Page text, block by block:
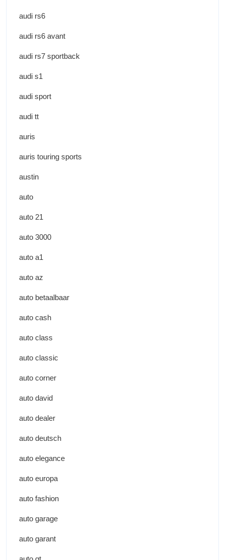
audi rs6
audi rs6 avant
audi rs7 sportback
audi s1
audi sport
audi tt
auris
auris touring sports
austin
auto
auto 21
auto 3000
auto a1
auto az
auto betaalbaar
auto cash
auto class
auto classic
auto corner
auto david
auto dealer
auto deutsch
auto elegance
auto europa
auto fashion
auto garage
auto garant